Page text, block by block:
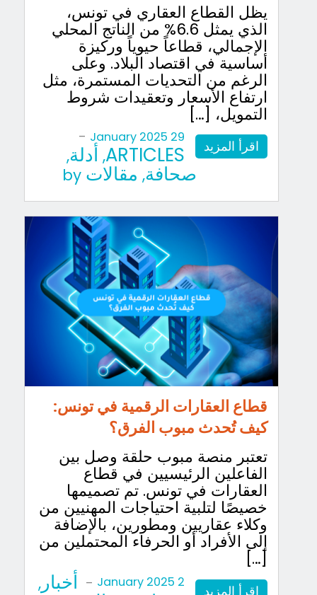
يظل القطاع العقاري في تونس،
الذي يمثل 6.6% من الناتج المحلي
الإجمالي، قطاعاً حيوياً وركيزة
أساسية في اقتصاد البلاد. وعلى
الرغم من التحديات المستمرة، مثل
ارتفاع الأسعار وتعقيدات شروط
التمويل، […]
اقرأ المزيد
29 January 2025
-
ARTICLES
, أدلة,
صحافة, مقالات by
قطاع العقارات الرقمية في تونس:
كيف تُحدث مبوب الفرق؟
تعتبر منصة مبوب حلقة وصل بين
الفاعلين الرئيسيين في قطاع
العقارات في تونس. تم تصميمها
خصيصًا لتلبية احتياجات المهنيين من
وكلاء عقاريين ومطورين، بالإضافة
إلى الأفراد أو الحرفاء المحتملين من
[…]
اقرأ المزيد
2 January 2025
- أخبار ,